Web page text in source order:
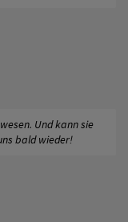
Und kann sie
bald wieder!